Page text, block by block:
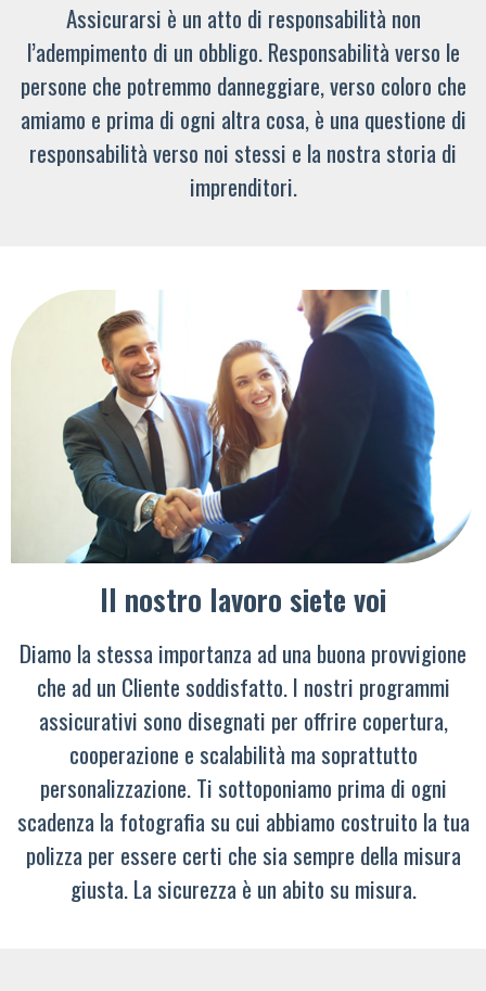
Assicurarsi è un atto di responsabilità non
l’adempimento di un obbligo. Responsabilità verso le
persone che potremmo danneggiare, verso coloro che
amiamo e prima di ogni altra cosa, è una questione di
responsabilità verso noi stessi e la nostra storia di
imprenditori.
Il nostro lavoro siete voi
Diamo la stessa importanza ad una buona provvigione
che ad un Cliente soddisfatto. I nostri programmi
assicurativi sono disegnati per offrire copertura,
cooperazione e scalabilità ma soprattutto
personalizzazione. Ti sottoponiamo prima di ogni
scadenza la fotografia su cui abbiamo costruito la tua
polizza per essere certi che sia sempre della misura
giusta. La sicurezza è un abito su misura.